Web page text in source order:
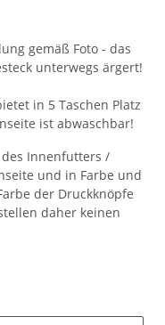
gemäß Foto - das
unterwegs ärgert!
in 5 Taschen Platz
ist abwaschbar!
des Innenfutters /
und in Farbe und
der Druckknöpfe
daher keinen